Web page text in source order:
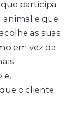
participa
animal e que
as suas
em vez de
e,
o cliente